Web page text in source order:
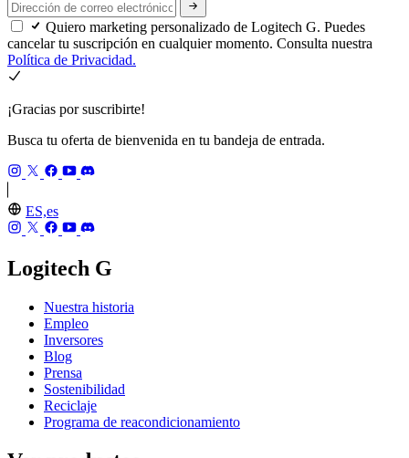
Quiero marketing personalizado de Logitech G. Puedes
cancelar tu suscripción en cualquier momento. Consulta nuestra
Política de Privacidad.
¡Gracias por suscribirte!
Busca tu oferta de bienvenida en tu bandeja de entrada.
ES,es
Logitech G
Nuestra historia
Empleo
Inversores
Blog
Prensa
Sostenibilidad
Reciclaje
Programa de reacondicionamiento